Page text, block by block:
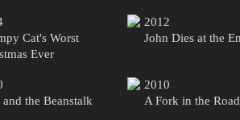
Cat's Worst
Ever
2012
John Dies at the
and the Beanstalk
2010
A Fork in the Road